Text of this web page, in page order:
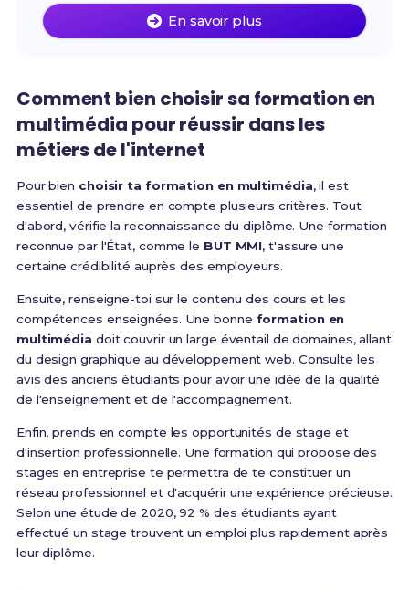
En savoir plus
Comment bien choisir sa formation en
multimédia pour réussir dans les
métiers de l'internet
Pour bien choisir ta formation en multimédia, il est
essentiel de prendre en compte plusieurs critères. Tout
d'abord, vérifie la reconnaissance du diplôme. Une formation
reconnue par l'État, comme le BUT MMI, t'assure une
certaine crédibilité auprès des employeurs.
Ensuite, renseigne-toi sur le contenu des cours et les
compétences enseignées. Une bonne formation en
multimédia doit couvrir un large éventail de domaines, allant
du design graphique au développement web. Consulte les
avis des anciens étudiants pour avoir une idée de la qualité
de l'enseignement et de l'accompagnement.
Enfin, prends en compte les opportunités de stage et
d'insertion professionnelle. Une formation qui propose des
stages en entreprise te permettra de te constituer un
réseau professionnel et d'acquérir une expérience précieuse.
Selon une étude de 2020, 92 % des étudiants ayant
effectué un stage trouvent un emploi plus rapidement après
leur diplôme.